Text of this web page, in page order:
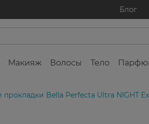
Блог
Макияж Волосы Тело
прокладки Bella Perfecta Ultra NIGHT